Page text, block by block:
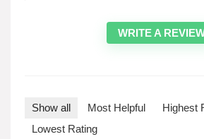
WRITE A
Show all Most Helpful
Highest
Lowest Rating